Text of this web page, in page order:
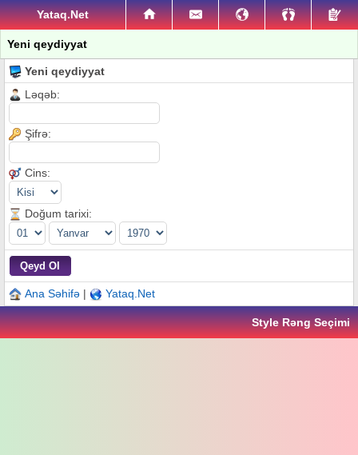
Yataq.Net
Yeni qeydiyyat
Yeni qeydiyyat
Ləqəb:
Şifrə:
Cins:
Doğum tarixi:
Ana Səhifə | Yataq.Net
Style Rəng Seçimi